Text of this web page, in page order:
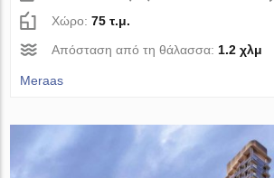
Χώρο:75 τ.μ.
Απόσταση από τη θάλασσα: 1.2 χλμ
Meraas